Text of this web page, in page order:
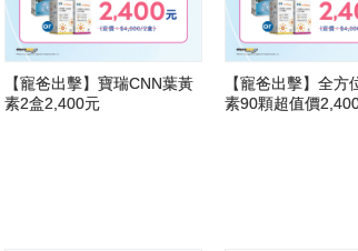
【寵爸出擊】寶瑞CNN葉黃
素2盒2,400元
【寵爸出擊】全方
素90顆超值價